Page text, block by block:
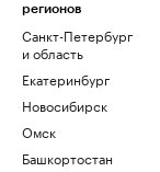
регионов
Санкт-Петербург
и область
Екатеринбург
Новосибирск
Омск
Башкортостан